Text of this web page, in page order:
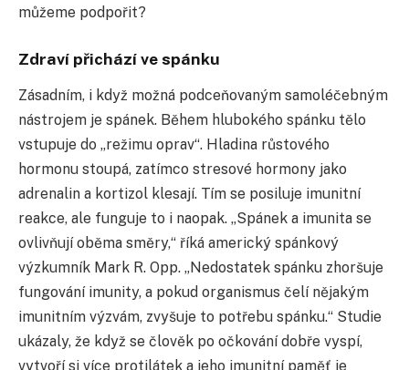
můžeme podpořit?
Zdraví přichází ve spánku
Zásadním, i když možná podceňovaným samoléčebným
nástrojem je spánek. Během hlubokého spánku tělo
vstupuje do „režimu oprav“. Hladina růstového
hormonu stoupá, zatímco stresové hormony jako
adrenalin a kortizol klesají. Tím se posiluje imunitní
reakce, ale funguje to i naopak. „Spánek a imunita se
ovlivňují oběma směry,“ říká americký spánkový
výzkumník Mark R. Opp. „Nedostatek spánku zhoršuje
fungování imunity, a pokud organismus čelí nějakým
imunitním výzvám, zvyšuje to potřebu spánku.“ Studie
ukázaly, že když se člověk po očkování dobře vyspí,
vytvoří si více protilátek a jeho imunitní paměť je